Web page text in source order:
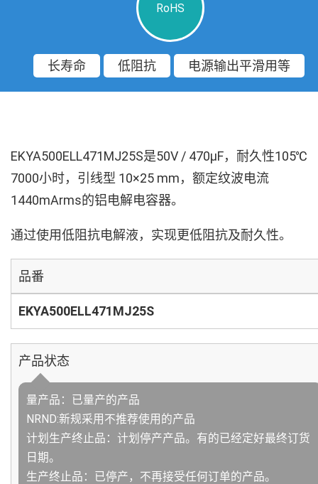
RoHS
长寿命 低阻抗 电源输出平滑用等
EKYA500ELL471MJ25S是50V / 470µF，耐久性105℃
7000小时，引线型 10×25 mm，额定纹波电流
1440mArms的铝电解电容器。
通过使用低阻抗电解液，实现更低阻抗及耐久性。
品番
EKYA500ELL471MJ25S
产品状态
量产品：已量产的产品
NRND:新规采用不推荐使用的产品
计划生产终止品：计划停产产品。有的已经定好最终订货
日期。
生产终止品：已停产，不再接受任何订单的产品。